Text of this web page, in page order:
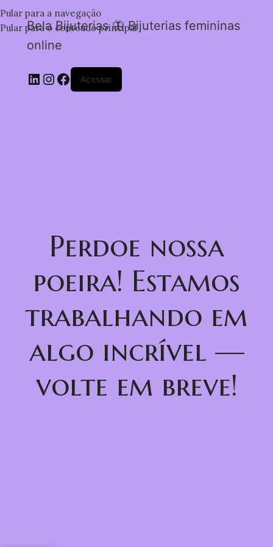
Pular para a navegação
Pular para o conteúdo principal
Bela Bijuterias 🦋 Bijuterias femininas
online
Acessar
Perdoe nossa
poeira! Estamos
trabalhando em
algo incrível —
volte em breve!